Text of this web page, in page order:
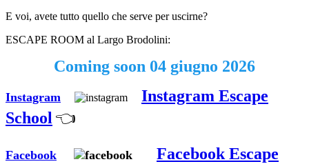
E voi, avete tutto quello che serve per uscirne?
ESCAPE ROOM al Largo Brodolini:
Coming soon 04 giugno 2026
Instagram
Instagram Escape
School 👈
Facebook
Facebook Escape